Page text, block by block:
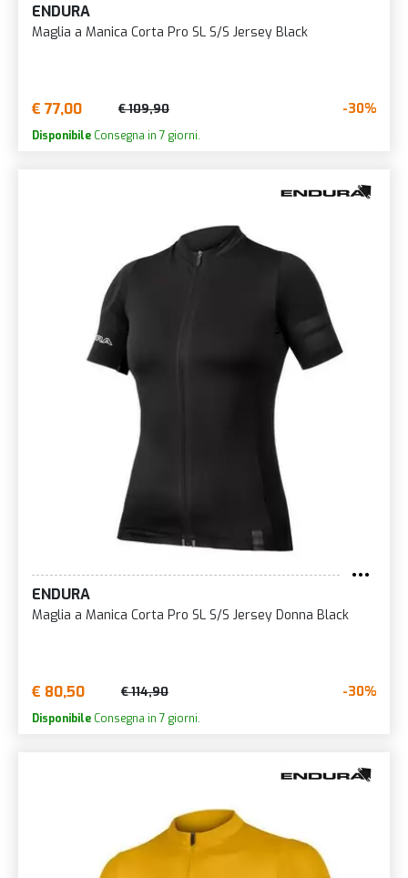
ENDURA
Maglia a Manica Corta Pro SL S/S Jersey Black
€ 77,00 € 109,90 -30%
Disponibile Consegna in 7 giorni.
ENDURA
Maglia a Manica Corta Pro SL S/S Jersey Donna Black
€ 80,50 € 114,90 -30%
Disponibile Consegna in 7 giorni.